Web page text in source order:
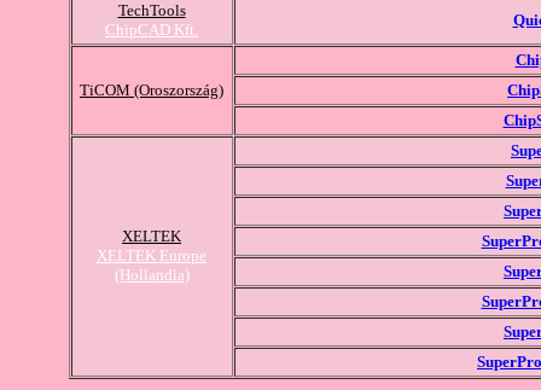
TechTools
ChipCAD Kft.
TiCOM (Oroszország)
XELTEK
XELTEK Europe
(Hollandia)